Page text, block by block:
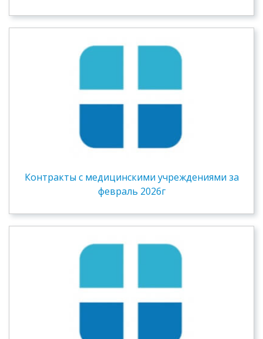
Контракты c медицинскими учреждениями за
февраль 2026г